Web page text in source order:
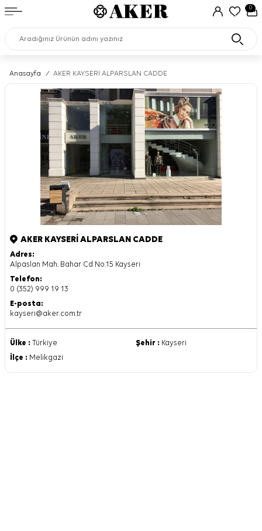
0
Anasayfa / AKER KAYSERİ ALPARSLAN CADDE
AKER KAYSERİ ALPARSLAN CADDE
Adres:
Alpaslan Mah. Bahar Cd No:15 Kayseri
Telefon:
0 (352) 999 19 13
E-posta:
kayseri@aker.com.tr
Ülke : Türkiye Şehir : Kayseri
İlçe : Melikgazi